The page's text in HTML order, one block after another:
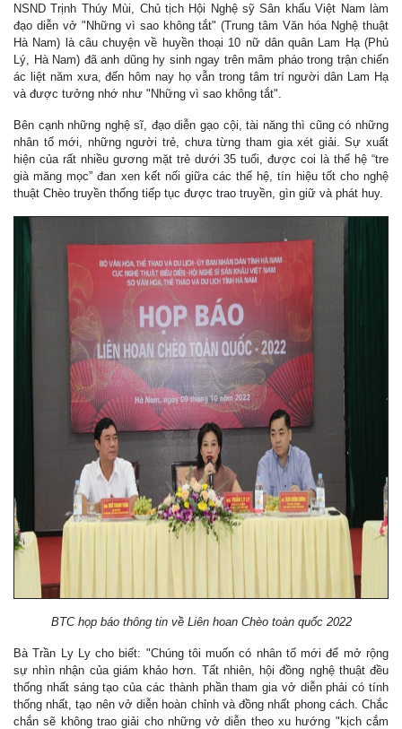
NSND Trịnh Thúy Mùi, Chủ tịch Hội Nghệ sỹ Sân khấu Việt Nam làm
đạo diễn vở "Những vì sao không tắt" (Trung tâm Văn hóa Nghệ thuật
Hà Nam) là câu chuyện về huyền thoại 10 nữ dân quân Lam Hạ (Phủ
Lý, Hà Nam) đã anh dũng hy sinh ngay trên mâm pháo trong trận chiến
ác liệt năm xưa, đến hôm nay họ vẫn trong tâm trí người dân Lam Hạ
và được tưởng nhớ như "Những vì sao không tắt".
Bên cạnh những nghệ sĩ, đạo diễn gạo cội, tài năng thì cũng có những
nhân tố mới, những người trẻ, chưa từng tham gia xét giải. Sự xuất
hiện của rất nhiều gương mặt trẻ dưới 35 tuổi, được coi là thế hệ “tre
già măng mọc” đan xen kết nối giữa các thế hệ, tín hiệu tốt cho nghệ
thuật Chèo truyền thống tiếp tục được trao truyền, gìn giữ và phát huy.
BTC họp báo thông tin về Liên hoan Chèo toàn quốc 2022
Bà Trần Ly Ly cho biết: "Chúng tôi muốn có nhân tố mới để mở rộng
sự nhìn nhận của giám khảo hơn. Tất nhiên, hội đồng nghệ thuật đều
thống nhất sáng tạo của các thành phần tham gia vở diễn phải có tính
thống nhất, tạo nên vở diễn hoàn chỉnh và đồng nhất phong cách. Chắc
chắn sẽ không trao giải cho những vở diễn theo xu hướng "kịch cắm